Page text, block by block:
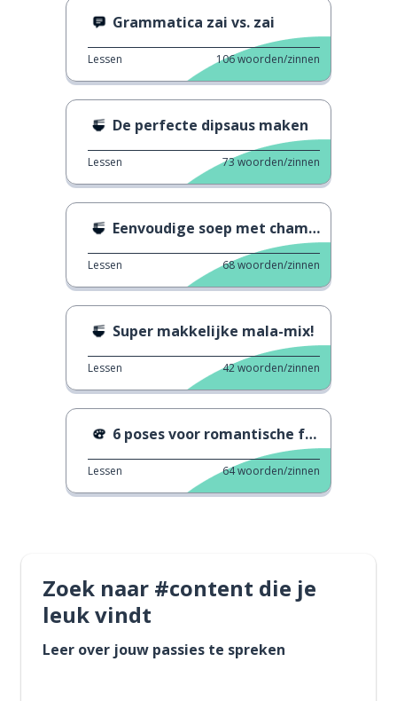
Grammatica zai vs. zai
Lessen 106woorden/zinnen
De perfecte dipsaus maken
Lessen 73woorden/zinnen
Eenvoudige soep met champignon en tofu
Lessen 68woorden/zinnen
Super makkelijke mala-mix!
Lessen 42woorden/zinnen
6 poses voor romantische foto's
Lessen 64woorden/zinnen
Zoek naar #content die je
leuk vindt
Leer over jouw passies te spreken